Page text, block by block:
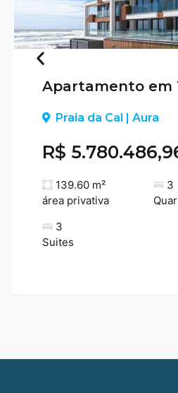
Previous
Apartamento em
Praia da Cal | Aura
R$
139.60 m²
área privativa
3
3
Suites